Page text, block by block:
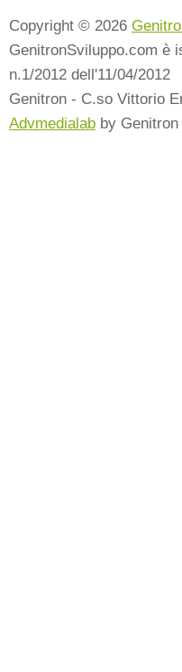
Copyright © 2026
GenitronSviluppo.com è
n.1/2012 dell'11/04/2012
Genitron - C.so Vittorio
Advmedialab by